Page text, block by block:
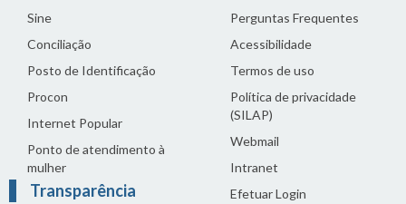
Sine
Conciliação
Posto de Identificação
Procon
Internet Popular
Ponto de atendimento à
mulher
Transparência
Perguntas Frequentes
Acessibilidade
Termos de uso
Política de privacidade
(SILAP)
Webmail
Intranet
Efetuar Login